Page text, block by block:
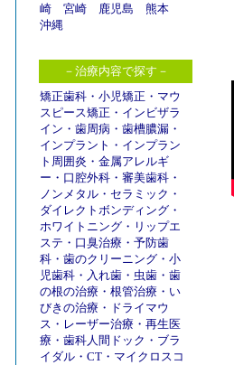
崎
宮崎 鹿児島
熊本
沖縄
－治療内容で探す－
矯正歯科 ・ 小児矯正 ・ マウ
スピース矯正 ・ インビザラ
イン ・ 歯周病 ・ 歯槽膿漏 ・
インプラント ・ インプラン
ト周囲炎 ・ 金属アレルギ
ー ・ 口腔外科 ・ 審美歯科 ・
ノンメタル ・ セラミック ・
ダイレクトボンディング ・
ホワイトニング ・ リップエ
ステ ・ 口臭治療 ・ 予防歯
科 ・ 歯のクリーニング ・ 小
児歯科 ・ 入れ歯 ・ 虫歯 ・ 歯
の根の治療 ・ 根管治療 ・ い
びきの治療 ・ ドライマウ
ス ・ レーザー治療 ・ 再生医
療 ・ 歯科人間ドック ・ ブラ
イダル ・ CT ・ マイクロスコ